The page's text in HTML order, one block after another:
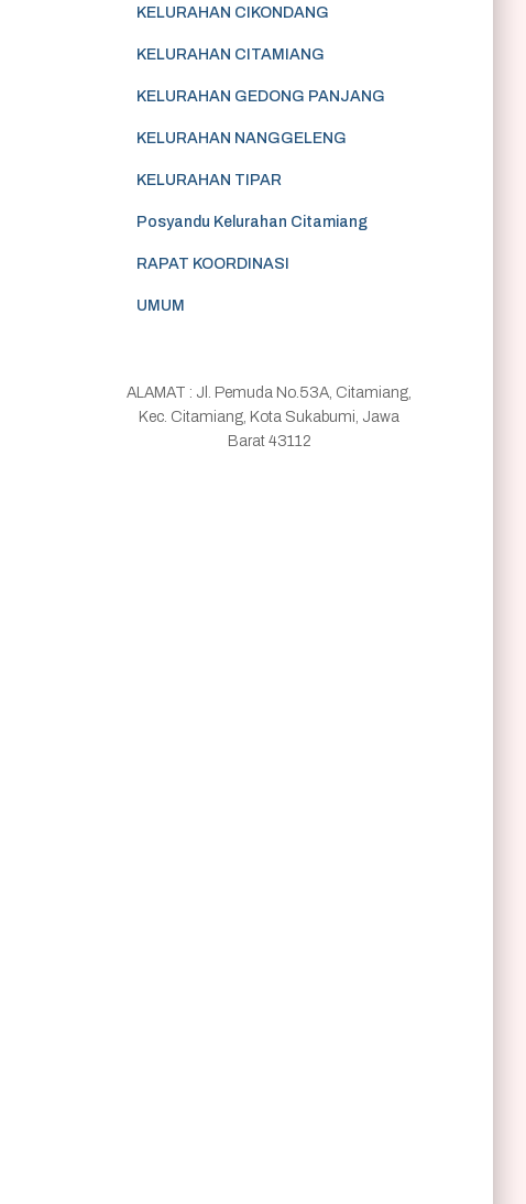
KELURAHAN CIKONDANG
KELURAHAN CITAMIANG
KELURAHAN GEDONG PANJANG
KELURAHAN NANGGELENG
KELURAHAN TIPAR
Posyandu Kelurahan Citamiang
RAPAT KOORDINASI
UMUM
ALAMAT : Jl. Pemuda No.53A, Citamiang,
Kec. Citamiang, Kota Sukabumi, Jawa
Barat 43112